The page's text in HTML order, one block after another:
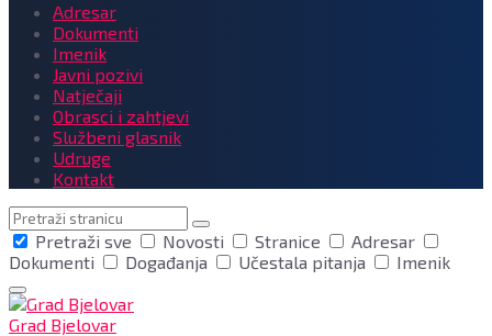
Adresar
Dokumenti
Imenik
Javni pozivi
Natječaji
Obrasci i zahtjevi
Službeni glasnik
Udruge
Kontakt
Pretraga
Pretraži sve
Novosti Stranice
Adresar
Dokumenti
Događanja Učestala pitanja Imenik
Grad Bjelovar